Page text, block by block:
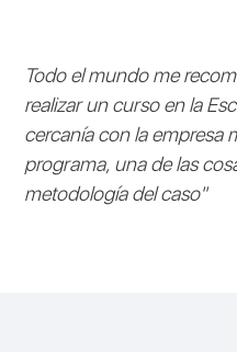
Todo el mundo me
realizar un curso en la
cercanía con la empresa
programa, una de las
metodología del caso"